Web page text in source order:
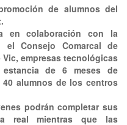
de alumnos del
en colaboración con la
el Consejo Comarcal de
empresas tecnológicas
de 6 meses de
alumnos de los centros
podrán completar sus
real mientras que las